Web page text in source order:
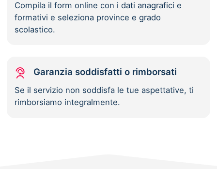
Compila il form online con i dati anagrafici e
formativi e seleziona province e grado
scolastico.
Garanzia soddisfatti o rimborsati
Se il servizio non soddisfa le tue aspettative, ti
rimborsiamo integralmente.